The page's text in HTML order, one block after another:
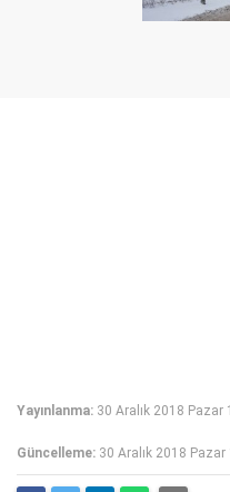
Yayınlanma: 30 Aralık 2018 Pazar
Güncelleme: 30 Aralık 2018 Pazar